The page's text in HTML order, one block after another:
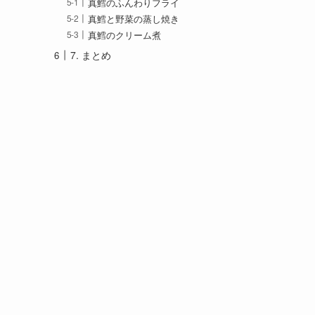
真鱈のふんわりフライ
真鱈と野菜の蒸し焼き
真鱈のクリーム煮
7. まとめ